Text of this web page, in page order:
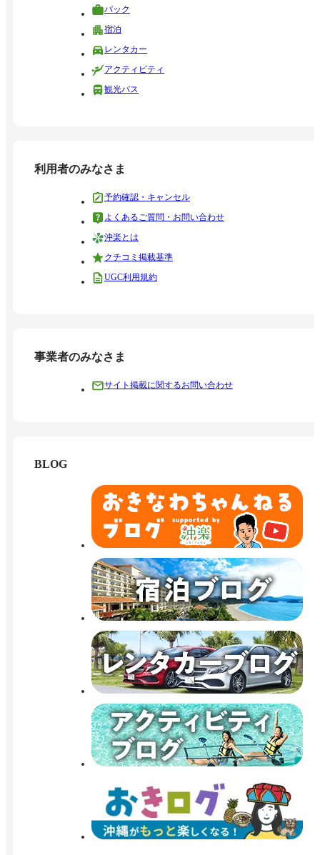
パック
宿泊
レンタカー
アクティビティ
観光バス
利用者のみなさま
予約確認・キャンセル
よくあるご質問・お問い合わせ
沖楽とは
クチコミ掲載基準
UGC利用規約
事業者のみなさま
サイト掲載に関するお問い合わせ
BLOG